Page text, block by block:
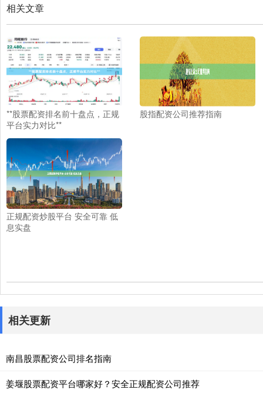
相关文章
**股票配资排名前十盘点，正规
平台实力对比**
股指配资公司推荐指南
正规配资炒股平台 安全可靠 低
息实盘
相关更新
南昌股票配资公司排名指南
姜堰股票配资平台哪家好？安全正规配资公司推荐